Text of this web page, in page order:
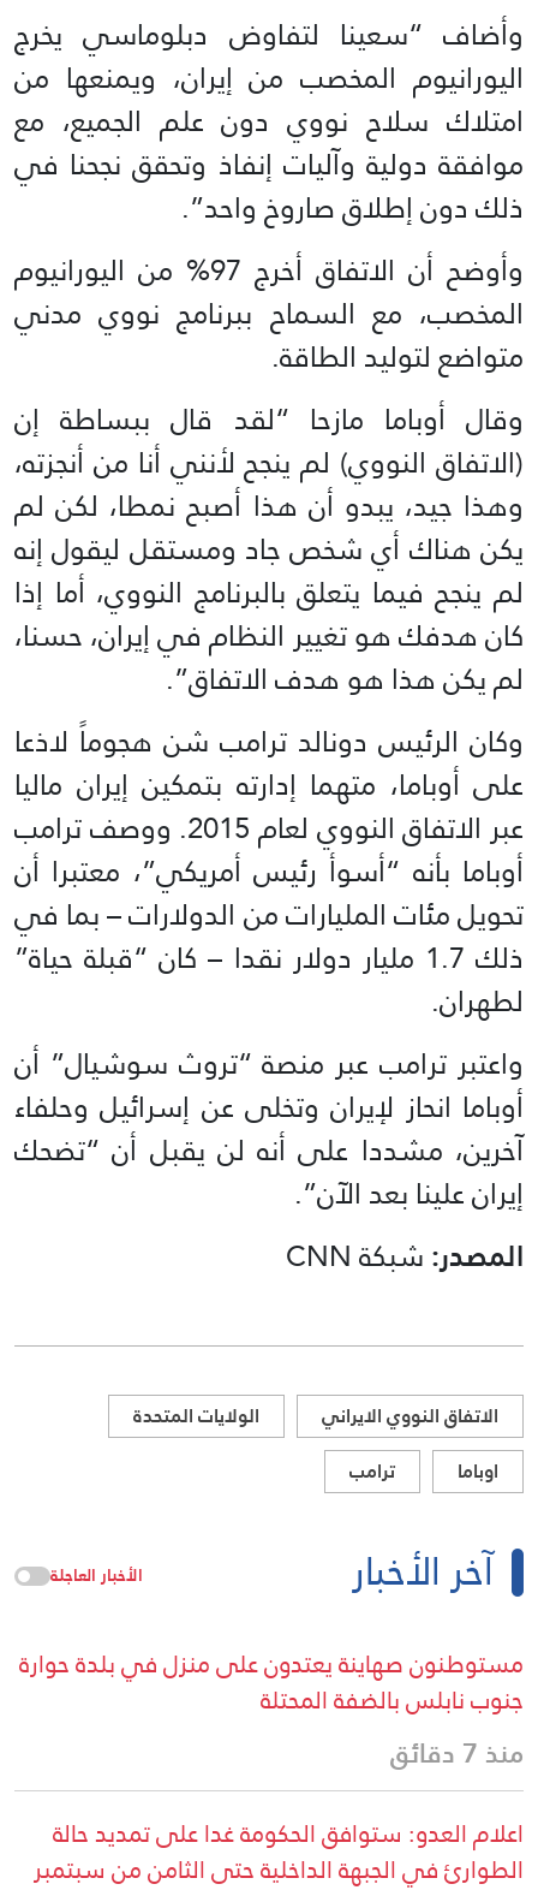
وأضاف “سعينا لتفاوض دبلوماسي يخرج
اليورانيوم المخصب من إيران، ويمنعها من
امتلاك سلاح نووي دون علم الجميع، مع
موافقة دولية وآليات إنفاذ وتحقق نجحنا في
ذلك دون إطلاق صاروخ واحد”.
وأوضح أن الاتفاق أخرج 97% من اليورانيوم
المخصب، مع السماح ببرنامج نووي مدني
متواضع لتوليد الطاقة.
وقال أوباما مازحا “لقد قال ببساطة إن
(الاتفاق النووي) لم ينجح لأنني أنا من أنجزته،
وهذا جيد، يبدو أن هذا أصبح نمطا، لكن لم
يكن هناك أي شخص جاد ومستقل ليقول إنه
لم ينجح فيما يتعلق بالبرنامج النووي، أما إذا
كان هدفك هو تغيير النظام في إيران، حسنا،
لم يكن هذا هو هدف الاتفاق”.
وكان الرئيس دونالد ترامب شن هجوماً لاذعا
على أوباما، متهما إدارته بتمكين إيران ماليا
عبر الاتفاق النووي لعام 2015. ووصف ترامب
أوباما بأنه “أسوأ رئيس أمريكي”، معتبرا أن
تحويل مئات المليارات من الدولارات – بما في
ذلك 1.7 مليار دولار نقدا – كان “قبلة حياة”
لطهران.
واعتبر ترامب عبر منصة “تروث سوشيال” أن
أوباما انحاز لإيران وتخلى عن إسرائيل وحلفاء
آخرين، مشددا على أنه لن يقبل أن “تضحك
إيران علينا بعد الآن”.
المصدر:شبكة CNN
الاتفاق النووي الايراني
الولايات المتحدة
اوباما
ترامب
آخر الأخبار الأخبار العاجلة
مستوطنون صهاينة يعتدون على منزل في بلدة حوارة
جنوب نابلس بالضفة المحتلة
منذ 7 دقائق
اعلام العدو: ستوافق الحكومة غدا على تمديد حالة
الطوارئ في الجبهة الداخلية حتى الثامن من سبتمبر